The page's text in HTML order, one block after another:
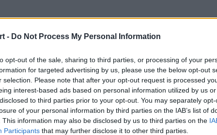
- Do Not Process My Personal Information
opt-out of the sale, sharing to third parties, or processing of your
for targeted advertising by us, please use the below opt-out
selection. Please note that after your opt-out request is processed
interest-based ads based on personal information utilized by us
to third parties prior to your opt-out. You may separately
of your personal information by third parties on the IAB’s list of
This information may also be disclosed by us to third parties on the
Participants that may further disclose it to other third parties.
szansa na